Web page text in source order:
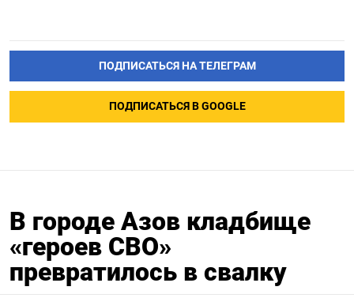
ПОДПИСАТЬСЯ НА ТЕЛЕГРАМ
ПОДПИСАТЬСЯ В GOOGLE
В городе Азов кладбище
«героев СВО»
превратилось в свалку